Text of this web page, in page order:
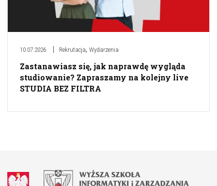
10.07.2026 Rekrutacja, Wydarzenia
Zastanawiasz się, jak naprawdę wygląda
studiowanie? Zapraszamy na kolejny live
STUDIA BEZ FILTRA